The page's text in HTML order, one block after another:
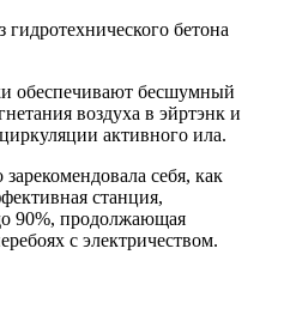
гидротехнического бетона
обеспечивают бесшумный
воздуха в эйртэнк и
активного ила.
себя, как
станция,
90%, продолжающая
с электричеством.